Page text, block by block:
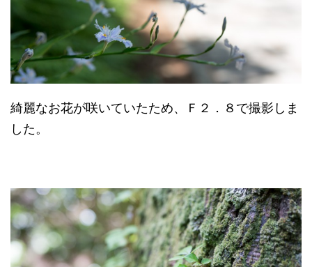
綺麗なお花が咲いていたため、Ｆ２．８で撮影しま
した。